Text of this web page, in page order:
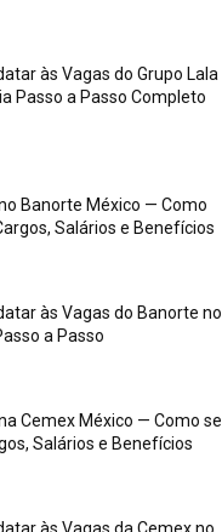
às Vagas do Grupo Lala
Passo a Passo Completo
Banorte México — Como
Salários e Benefícios
às Vagas do Banorte no
a Passo
Cemex México — Como se
Salários e Benefícios